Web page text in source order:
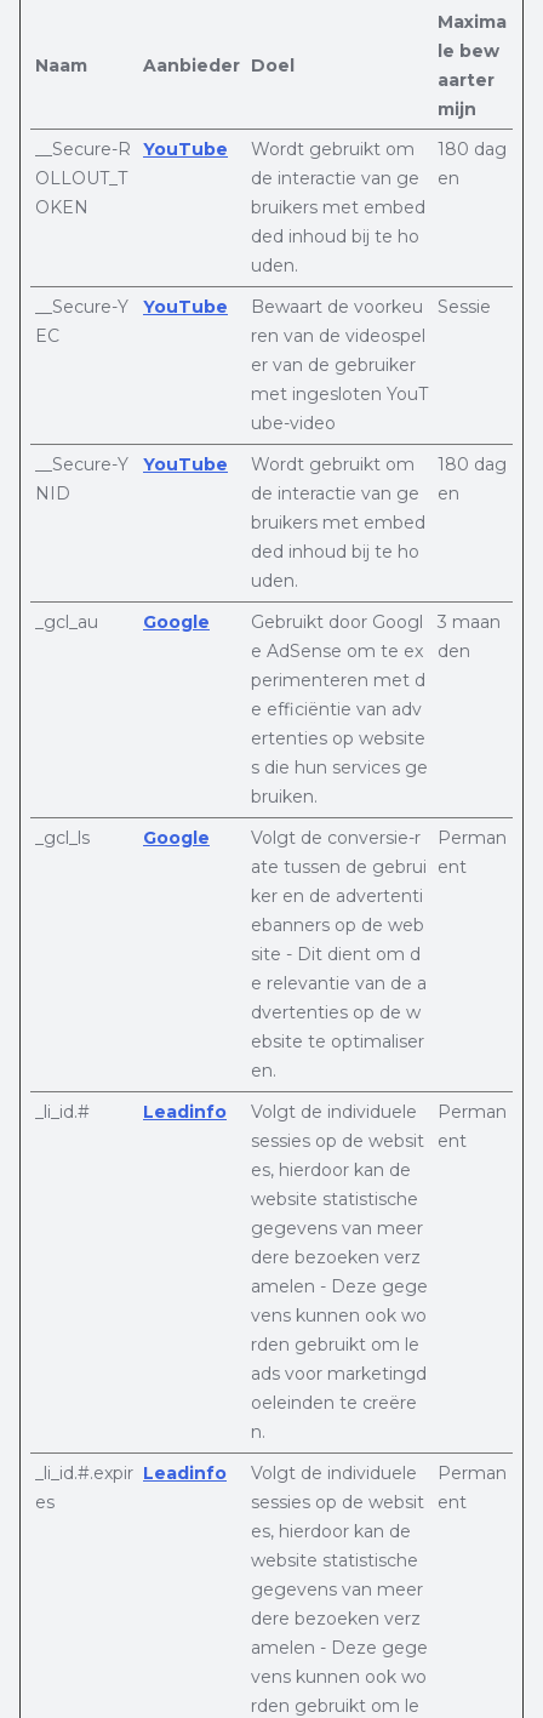
Naam Aanbieder Doel
Maxima
le bew
aarter
mijn
__Secure-R
OLLOUT_T
OKEN
YouTube
Wordt gebruikt om
de interactie van ge
bruikers met embed
ded inhoud bij te ho
uden.
180 dag
en
__Secure-Y
EC
YouTube
Bewaart de voorkeu
ren van de videospel
er van de gebruiker
met ingesloten YouT
ube-video
Sessie
__Secure-Y
NID
YouTube
Wordt gebruikt om
de interactie van ge
bruikers met embed
ded inhoud bij te ho
uden.
180 dag
en
_gcl_au Google
Gebruikt door Googl
e AdSense om te ex
perimenteren met d
e efficiëntie van adv
ertenties op website
s die hun services ge
bruiken.
3 maan
den
_gcl_ls Google
Volgt de conversie-r
ate tussen de gebrui
ker en de advertenti
ebanners op de web
site - Dit dient om d
e relevantie van de a
dvertenties op de w
ebsite te optimaliser
en.
Perman
ent
_li_id.# Leadinfo
Volgt de individuele
sessies op de websit
es, hierdoor kan de
website statistische
gegevens van meer
dere bezoeken verz
amelen - Deze gege
vens kunnen ook wo
rden gebruikt om le
ads voor marketingd
oeleinden te creëre
n.
Perman
ent
_li_id.#.expir
es
Leadinfo
Volgt de individuele
sessies op de websit
es, hierdoor kan de
website statistische
gegevens van meer
dere bezoeken verz
amelen - Deze gege
vens kunnen ook wo
rden gebruikt om le
Perman
ent